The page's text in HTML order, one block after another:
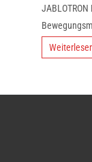
JABLOTRON